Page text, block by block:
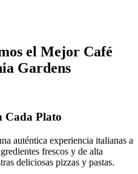
el Mejor Café
Gardens
Cada Plato
auténtica experiencia italianas a
frescos y de alta
deliciosas pizzas y pastas.